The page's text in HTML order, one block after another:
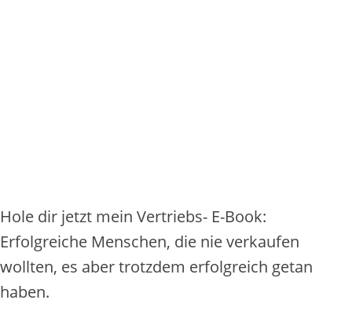
Hole dir jetzt mein Vertriebs- E-Book:
Erfolgreiche Menschen, die nie verkaufen
wollten, es aber trotzdem erfolgreich getan
haben.